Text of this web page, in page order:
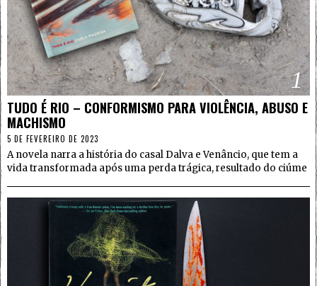
1
TUDO É RIO – CONFORMISMO PARA VIOLÊNCIA, ABUSO E
MACHISMO
5 DE FEVEREIRO DE 2023
A novela narra a história do casal Dalva e Venâncio, que tem a
vida transformada após uma perda trágica, resultado do ciúme